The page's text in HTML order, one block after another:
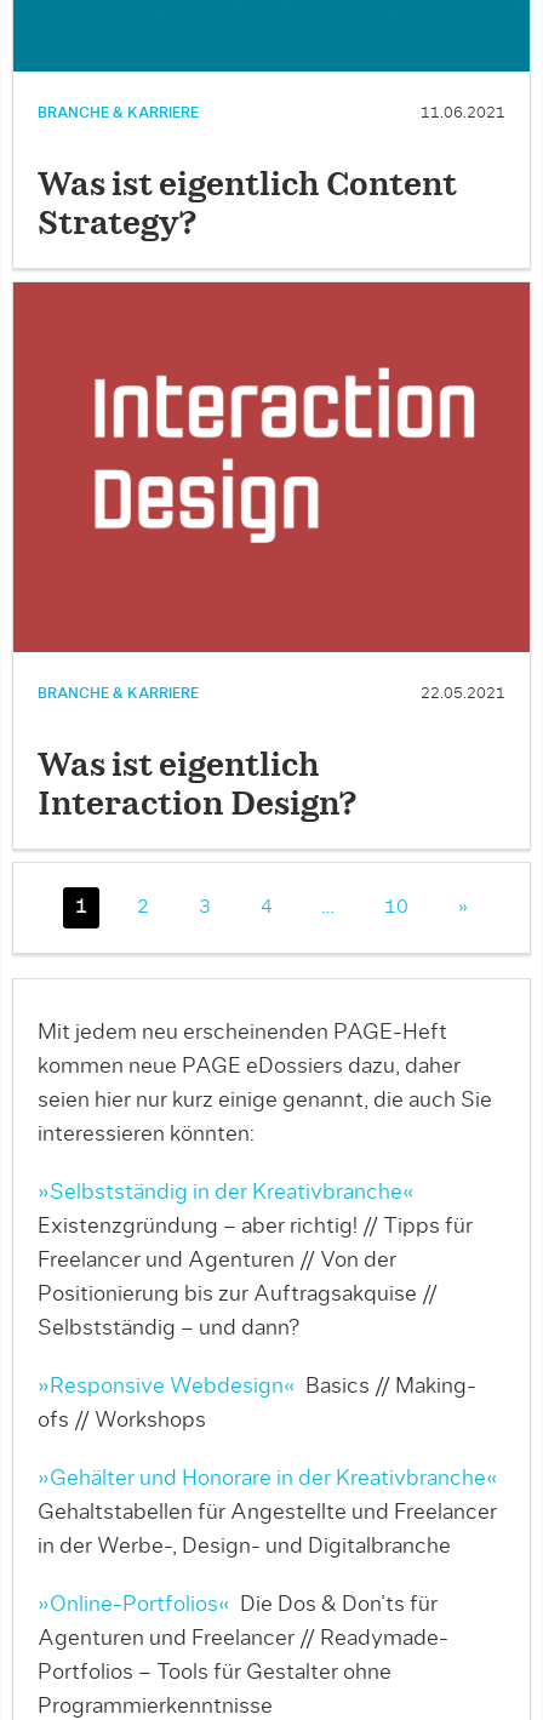
BRANCHE & KARRIERE 11.06.2021
Was ist eigentlich Content
Strategy?
BRANCHE & KARRIERE 22.05.2021
Was ist eigentlich
Interaction Design?
1 2 3 4 … 10 »
Mit jedem neu erscheinenden PAGE-Heft
kommen neue PAGE eDossiers dazu, daher
seien hier nur kurz einige genannt, die auch Sie
interessieren könnten:
»Selbstständig in der Kreativbranche«
Existenzgründung – aber richtig! // Tipps für
Freelancer und Agenturen // Von der
Positionierung bis zur Auftragsakquise //
Selbstständig – und dann?
»Responsive Webdesign«
Basics // Making-
ofs // Workshops
»Gehälter und Honorare in der Kreativbranche«
Gehaltstabellen für Angestellte und Freelancer
in der Werbe-, Design- und Digitalbranche
»Online-Portfolios«
Die Dos & Don’ts für
Agenturen und Freelancer // Readymade-
Portfolios – Tools für Gestalter ohne
Programmierkenntnisse